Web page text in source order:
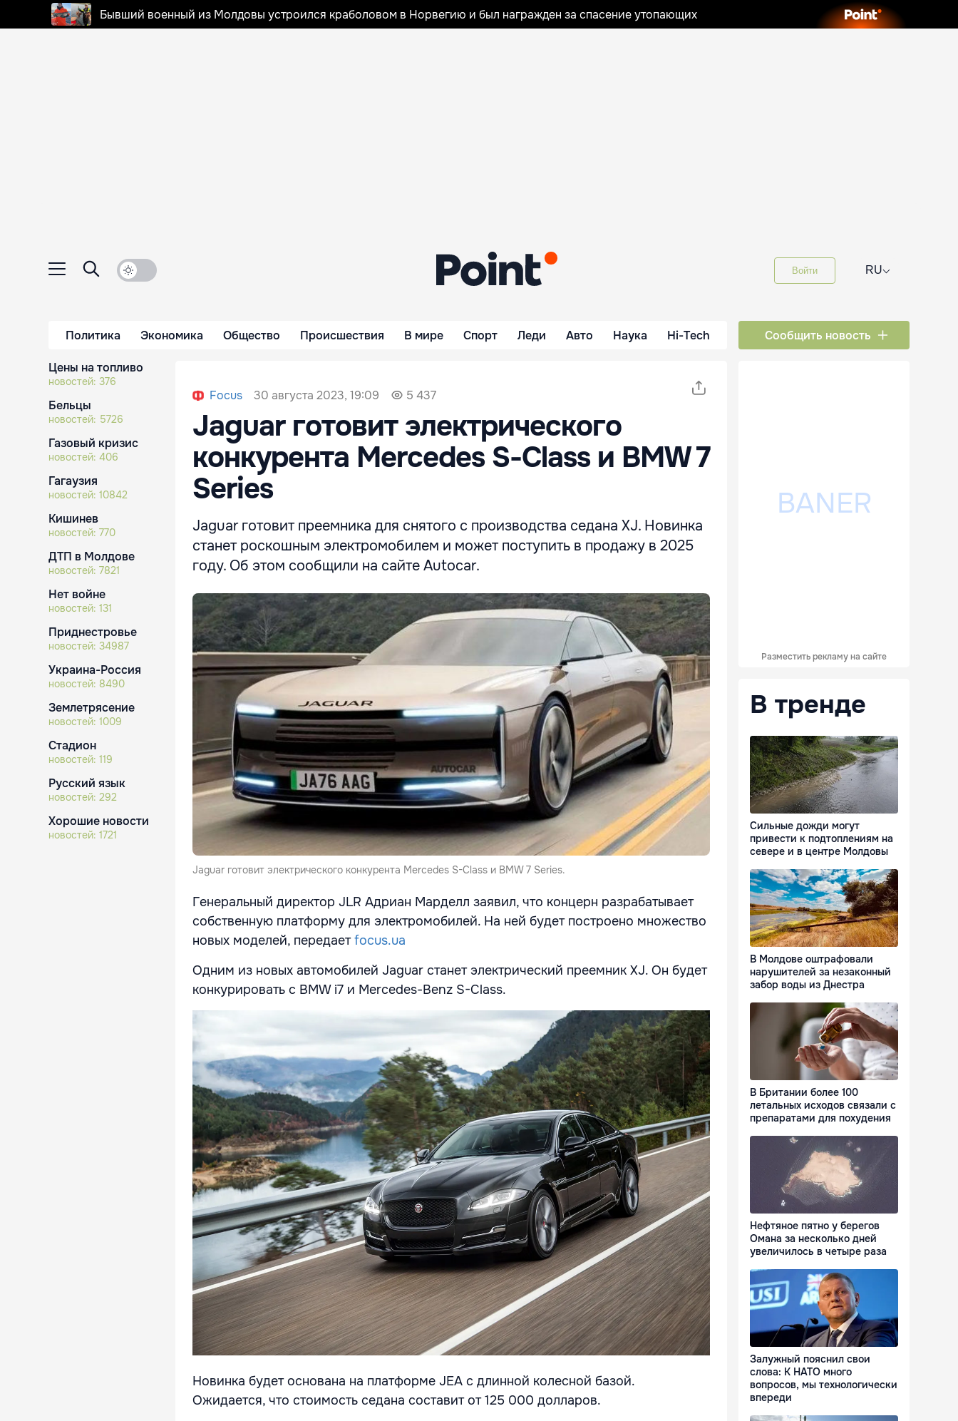
Бывший военный из Молдовы устроился краболовом в Норвегию и был награжден за спасение утопающих
Войти RU⌵
Политика Экономика Общество Происшествия В мире Спорт Леди Авто Наука Hi-Tech Сообщить новость
Цены на топливо
новостей: 376
Бельцы
новостей: 5726
Газовый кризис
новостей: 406
Гагаузия
новостей: 10842
Кишинев
новостей: 770
ДТП в Молдове
новостей: 7821
Нет войне
новостей: 131
Приднестровье
новостей: 34987
Украина-Россия
новостей: 8490
Землетрясение
новостей: 1009
Стадион
новостей: 119
Русский язык
новостей: 292
Хорошие новости
новостей: 1721
Focus 30 августа 2023, 19:09 5 437
Jaguar готовит электрического
конкурента Mercedes S-Class и BMW 7
Series
Jaguar готовит преемника для снятого с производства седана XJ. Новинка
станет роскошным электромобилем и может поступить в продажу в 2025
году. Об этом сообщили на сайте Autocar.
Jaguar готовит электрического конкурента Mercedes S-Class и BMW 7 Series.
Генеральный директор JLR Адриан Марделл заявил, что концерн разрабатывает
собственную платформу для электромобилей. На ней будет построено множество
новых моделей, передаетfocus.ua
Одним из новых автомобилей Jaguar станет электрический преемник XJ. Он будет
конкурировать с BMW i7 и Mercedes-Benz S-Class.
Новинка будет основана на платформе JEA с длинной колесной базой.
Ожидается, что стоимость седана составит от 125 000 долларов.
Разместить рекламу на сайте
В тренде
Сильные дожди могут
привести к подтоплениям на
севере и в центре Молдовы
В Молдове оштрафовали
нарушителей за незаконный
забор воды из Днестра
В Британии более 100
летальных исходов связали с
препаратами для похудения
Нефтяное пятно у берегов
Омана за несколько дней
увеличилось в четыре раза
Залужный пояснил свои
слова: К НАТО много
вопросов, мы технологически
впереди